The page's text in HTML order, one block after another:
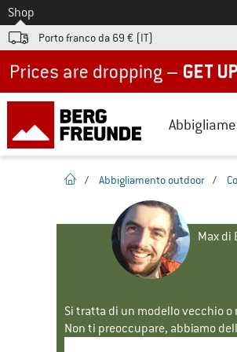
Allo
Shop
Porto franco da 69 € (IT)
pagina iniziale
/ Abbigliamento outdoor /
Max di
Si tratta di un modello vecchio
Non ti preoccupare, abbiamo